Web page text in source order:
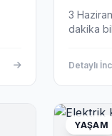
3
dakika
Detaylı
YAŞAM